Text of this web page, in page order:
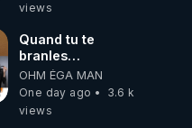
views
Quand tu te
branles
bonhomme tu
émets des ondes
ils ont juste omis
OHM ÉGA MAN
One day ago
3.6 k
views